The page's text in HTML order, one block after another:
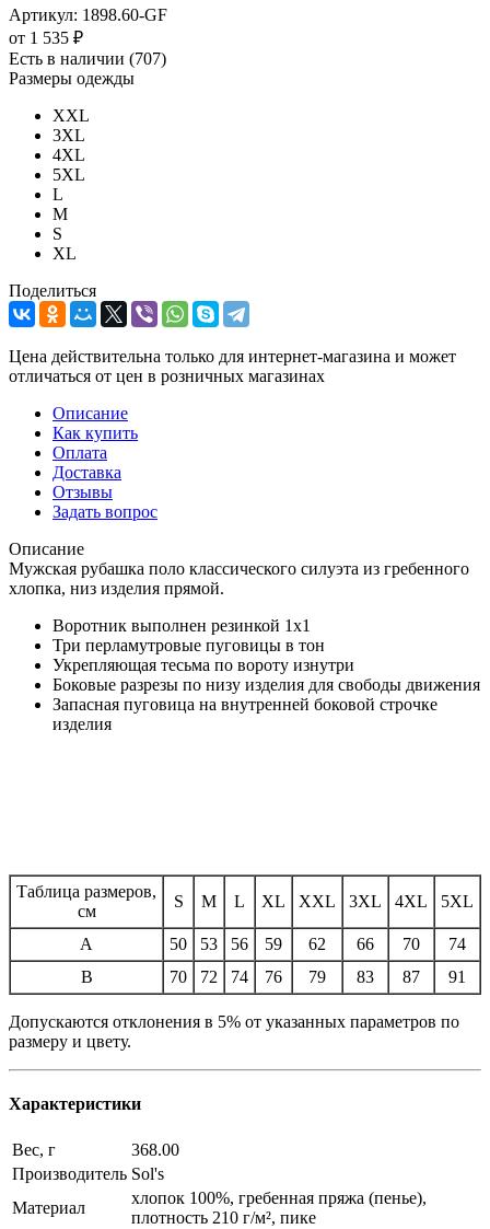
Артикул: 1898.60-GF
от 1 535 ₽
Есть в наличии (707)
Размеры одежды
XXL
3XL
4XL
5XL
L
M
S
XL
Поделиться
Цена действительна только для интернет-магазина и может
отличаться от цен в розничных магазинах
Описание
Как купить
Оплата
Доставка
Отзывы
Задать вопрос
Описание
Мужская рубашка поло классического силуэта из гребенного
хлопка, низ изделия прямой.
Воротник выполнен резинкой 1x1
Три перламутровые пуговицы в тон
Укрепляющая тесьма по вороту изнутри
Боковые разрезы по низу изделия для свободы движения
Запасная пуговица на внутренней боковой строчке
изделия
Таблица размеров,
см
S M L XL XXL 3XL 4XL 5XL
A 50 53 56 59 62 66 70
74
B
70 72 74 76 79 83 87 91
Допускаются отклонения в 5% от указанных параметров по
размеру и цвету.
Характеристики
Вес, г
368.00
Производитель Sol's
Материал
хлопок 100%, гребенная пряжа (пенье),
плотность 210 г/м², пике